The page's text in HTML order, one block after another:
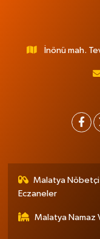
İnönü mah.
Malatya Nöbetçi
Eczaneler
Malatya Namaz